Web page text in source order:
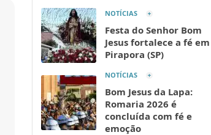
NOTÍCIAS
Festa do Senhor Bom
Jesus fortalece a fé em
Pirapora (SP)
NOTÍCIAS
Bom Jesus da Lapa:
Romaria 2026 é
concluída com fé e
emoção